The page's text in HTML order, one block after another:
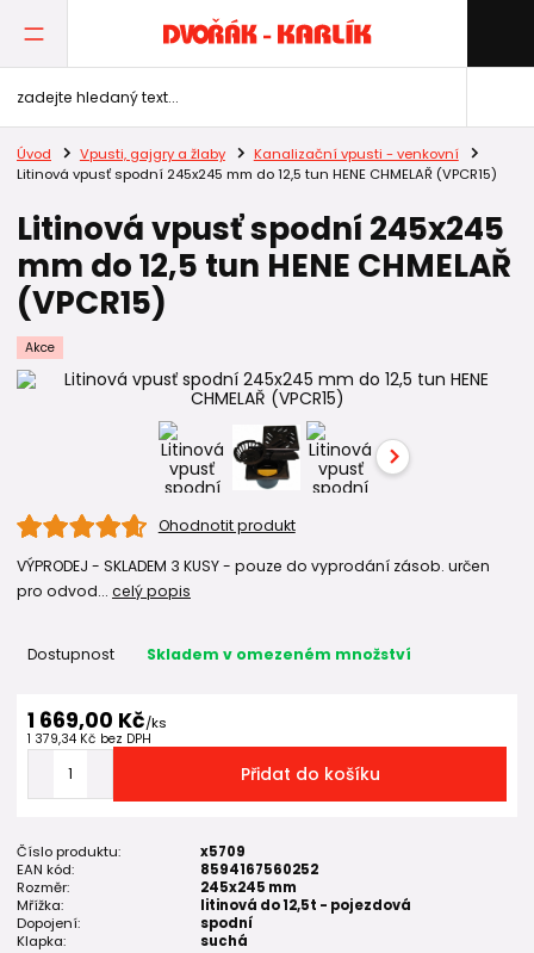
Úvod Vpusti, gajgry a žlaby
Kanalizační vpusti - venkovní
Litinová vpusť spodní 245x245 mm do 12,5 tun HENE CHMELAŘ (VPCR15)
Litinová vpusť spodní 245x245
mm do 12,5 tun HENE CHMELAŘ
(VPCR15)
Akce
Ohodnotit produkt
VÝPRODEJ - SKLADEM 3 KUSY - pouze do vyprodání zásob. určen
pro odvod... celý popis
Dostupnost Skladem v omezeném množství
1 669,00 Kč/ks
1 379,34 Kč bez DPH
Přidat do košíku
Číslo produktu:
x5709
EAN kód:
8594167560252
Rozměr:
245x245 mm
Mřížka:
litinová do 12,5t - pojezdová
Dopojení:
spodní
Klapka:
suchá